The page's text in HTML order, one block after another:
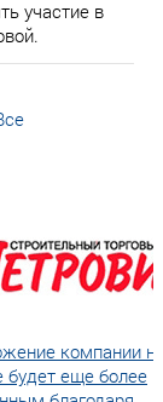
участие в
компании
будет еще более